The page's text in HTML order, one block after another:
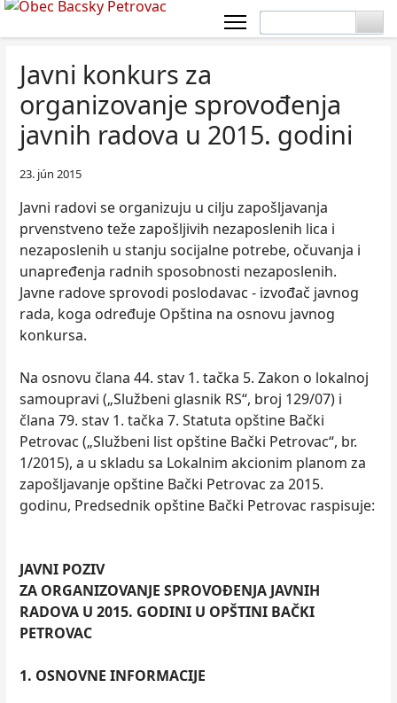
Javni konkurs za
organizovanje sprovođenja
javnih radova u 2015. godini
23. jún 2015
Javni radovi se organizuju u cilju zapošljavanja
prvenstveno teže zapošljivih nezaposlenih lica i
nezaposlenih u stanju socijalne potrebe, očuvanja i
unapređenja radnih sposobnosti nezaposlenih.
Javne radove sprovodi poslodavac - izvođač javnog
rada, koga određuje Opština na osnovu javnog
konkursa.
Na osnovu člana 44. stav 1. tačka 5. Zakon o lokalnoj
samoupravi („Službeni glasnik RS“, broj 129/07) i
člana 79. stav 1. tačka 7. Statuta opštine Bački
Petrovac („Službeni list opštine Bački Petrovac“, br.
1/2015), a u skladu sa Lokalnim akcionim planom za
zapošljavanje opštine Bački Petrovac za 2015.
godinu, Predsednik opštine Bački Petrovac raspisuje:
JAVNI POZIV
ZA ORGANIZOVANJE SPROVOĐENJA JAVNIH
RADOVA U 2015. GODINI U OPŠTINI BAČKI
PETROVAC
1. OSNOVNE INFORMACIJE